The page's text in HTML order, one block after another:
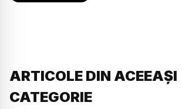
ARTICOLE DIN ACEEAȘI
CATEGORIE